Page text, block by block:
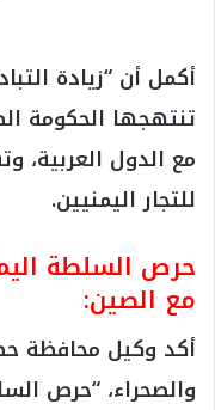
أكمل أن “زيادة
تنتهجها الحكومة
مع الدول العربية،
للتجار اليمنيين.
حرص السلطة
مع الصين:
أكد وكيل محافظة
والصحراء، “حرص